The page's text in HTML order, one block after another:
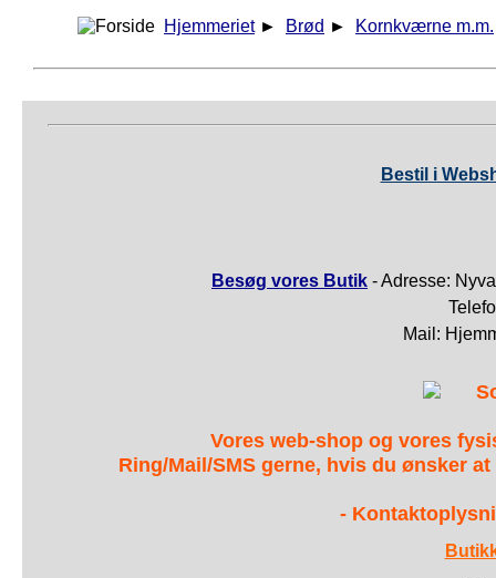
Hjemmeriet ► Brød ► Kornkværne m.m.
Bestil i
Besøg vores Butik - Adresse:
Mail:
Vores web-shop og vores
Ring/Mail/SMS gerne, hvis du ønsker
-